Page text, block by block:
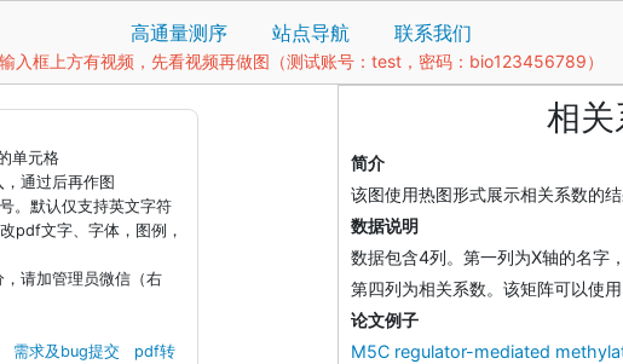
高通量测序 站点导航 联系我们
输入框上方有视频，先看视频再做图（测试账号：test，密码：bio123456789）
单元格
通过后再作图
。默认仅支持英文字符
pdf文字、字体，图例，
请加管理员微信（右
需求及bug提交
pdf转
相关
简介
该图使用热图形式展示相关系数的
数据说明
数据包含4列。第一列为X轴的名字
第四列为相关系数。该矩阵可以使
论文例子
M5C regulator-mediated